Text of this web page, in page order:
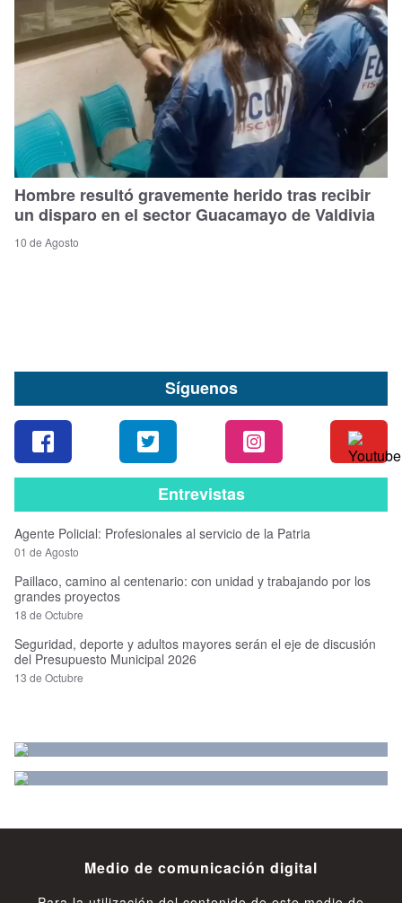
Hombre resultó gravemente herido tras recibir
un disparo en el sector Guacamayo de Valdivia
10 de Agosto
Síguenos
Entrevistas
Agente Policial: Profesionales al servicio de la Patria
01 de Agosto
Paillaco, camino al centenario: con unidad y trabajando por los
grandes proyectos
18 de Octubre
Seguridad, deporte y adultos mayores serán el eje de discusión
del Presupuesto Municipal 2026
13 de Octubre
Medio de comunicación digital